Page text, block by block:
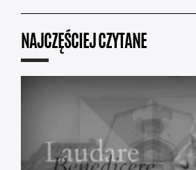
NAJCZĘŚCIEJ CZYTANE